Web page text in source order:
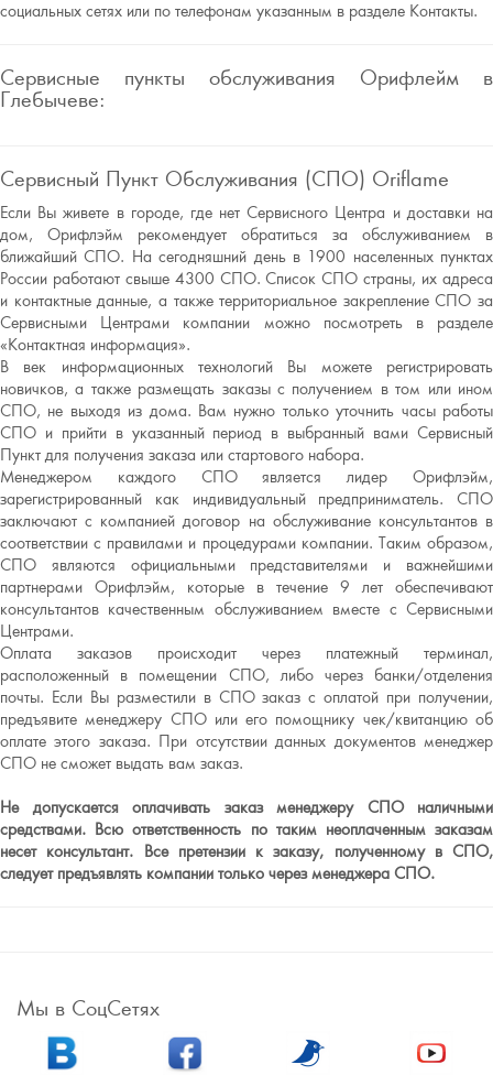
социальных сетях или по телефонам указанным в разделе Контакты.
Сервисные пункты обслуживания Орифлейм в
Глебычеве:
Сервисный Пункт Обслуживания (СПО) Oriflame
Если Вы живете в городе, где нет Сервисного Центра и доставки на
дом, Орифлэйм рекомендует обратиться за обслуживанием в
ближайший СПО. На сегодняшний день в 1900 населенных пунктах
России работают свыше 4300 СПО. Список СПО страны, их адреса
и контактные данные, а также территориальное закрепление СПО за
Сервисными Центрами компании можно посмотреть в разделе
«Контактная информация».
В век информационных технологий Вы можете регистрировать
новичков, а также размещать заказы с получением в том или ином
СПО, не выходя из дома. Вам нужно только уточнить часы работы
СПО и прийти в указанный период в выбранный вами Сервисный
Пункт для получения заказа или стартового набора.
Менеджером каждого СПО является лидер Орифлэйм,
зарегистрированный как индивидуальный предприниматель. СПО
заключают с компанией договор на обслуживание консультантов в
соответствии с правилами и процедурами компании. Таким образом,
СПО являются официальными представителями и важнейшими
партнерами Орифлэйм, которые в течение 9 лет обеспечивают
консультантов качественным обслуживанием вместе с Сервисными
Центрами.
Оплата заказов происходит через платежный терминал,
расположенный в помещении СПО, либо через банки/отделения
почты. Если Вы разместили в СПО заказ с оплатой при получении,
предъявите менеджеру СПО или его помощнику чек/квитанцию об
оплате этого заказа. При отсутствии данных документов менеджер
СПО не сможет выдать вам заказ.
Не допускается оплачивать заказ менеджеру СПО наличными
средствами. Всю ответственность по таким неоплаченным заказам
несет консультант. Все претензии к заказу, полученному в СПО,
следует предъявлять компании только через менеджера СПО.
Мы в СоцСетях